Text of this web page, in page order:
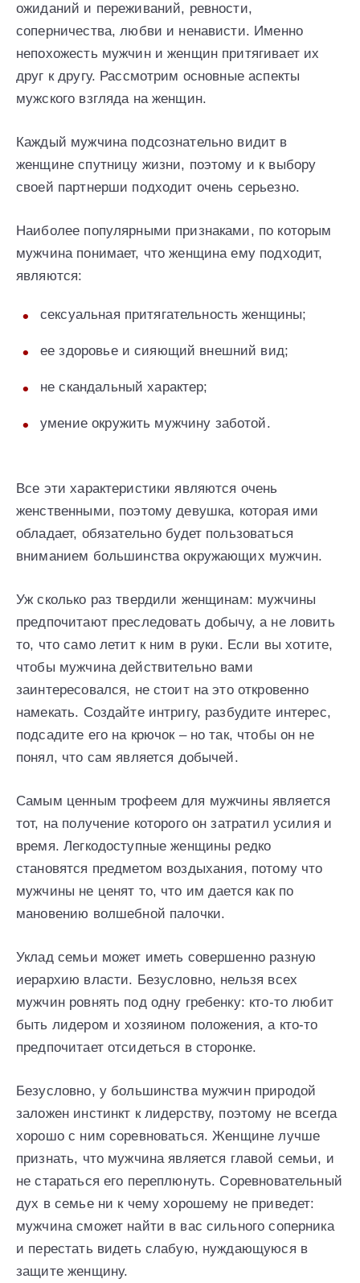
ожиданий и переживаний, ревности,
соперничества, любви и ненависти. Именно
непохожесть мужчин и женщин притягивает их
друг к другу. Рассмотрим основные аспекты
мужского взгляда на женщин.
Каждый мужчина подсознательно видит в
женщине спутницу жизни, поэтому и к выбору
своей партнерши подходит очень серьезно.
Наиболее популярными признаками, по которым
мужчина понимает, что женщина ему подходит,
являются:
сексуальная притягательность женщины;
ее здоровье и сияющий внешний вид;
не скандальный характер;
умение окружить мужчину заботой.
Все эти характеристики являются очень
женственными, поэтому девушка, которая ими
обладает, обязательно будет пользоваться
вниманием большинства окружающих мужчин.
Уж сколько раз твердили женщинам: мужчины
предпочитают преследовать добычу, а не ловить
то, что само летит к ним в руки. Если вы хотите,
чтобы мужчина действительно вами
заинтересовался, не стоит на это откровенно
намекать. Создайте интригу, разбудите интерес,
подсадите его на крючок – но так, чтобы он не
понял, что сам является добычей.
Самым ценным трофеем для мужчины является
тот, на получение которого он затратил усилия и
время. Легкодоступные женщины редко
становятся предметом воздыхания, потому что
мужчины не ценят то, что им дается как по
мановению волшебной палочки.
Уклад семьи может иметь совершенно разную
иерархию власти. Безусловно, нельзя всех
мужчин ровнять под одну гребенку: кто-то любит
быть лидером и хозяином положения, а кто-то
предпочитает отсидеться в сторонке.
Безусловно, у большинства мужчин природой
заложен инстинкт к лидерству, поэтому не всегда
хорошо с ним соревноваться. Женщине лучше
признать, что мужчина является главой семьи, и
не стараться его переплюнуть. Соревновательный
дух в семье ни к чему хорошему не приведет:
мужчина сможет найти в вас сильного соперника
и перестать видеть слабую, нуждающуюся в
защите женщину.